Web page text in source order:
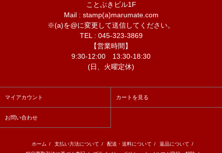
ことぶきビル1F
Mail : stamp(a)marumate.com
※(a)を@に変更して送信してください。
TEL : 045-323-3869
【営業時間】
9:30-12:00 13:30-18:30
(日、火曜定休)
マイアカウント カートを見る
お問い合わせ
ホーム / 支払い方法について / 配送・送料について / 返品について /